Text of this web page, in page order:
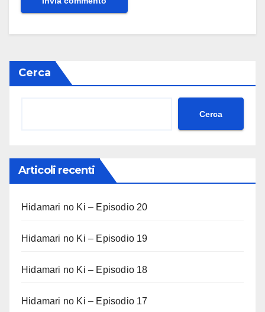
Cerca
Cerca
Articoli recenti
Hidamari no Ki – Episodio 20
Hidamari no Ki – Episodio 19
Hidamari no Ki – Episodio 18
Hidamari no Ki – Episodio 17